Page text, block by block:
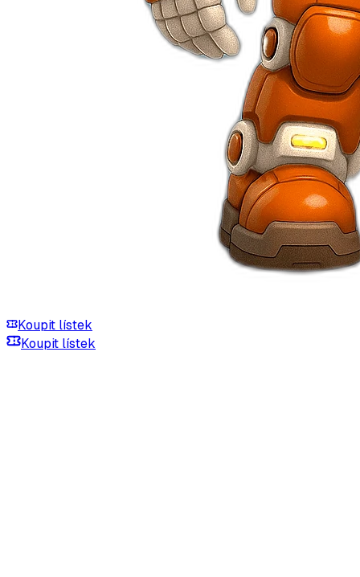
Koupit lístek
Koupit lístek